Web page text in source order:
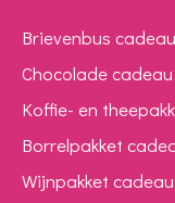
Brievenbus cadeau
Chocolade cadeau
Koffie- en
Borrelpakket
Wijnpakket cadeau